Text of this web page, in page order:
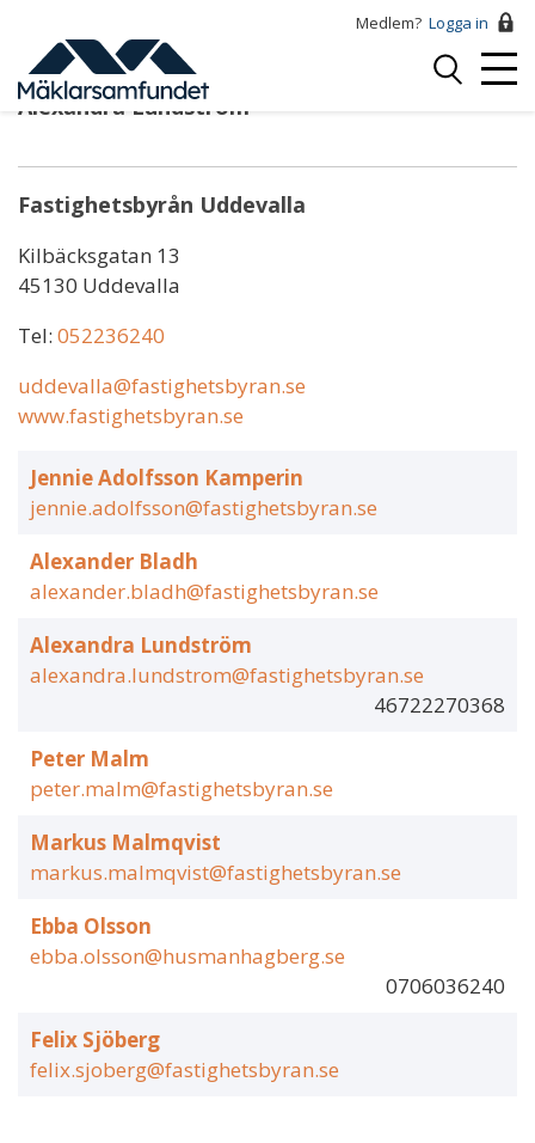
huvudinnehåll
Medlem? Logga in
Logga
Alexandra Lundström
Fastighetsbyrån Uddevalla
Kilbäcksgatan 13
45130 Uddevalla
Tel: 052236240
uddevalla@fastighetsbyran.se
www.fastighetsbyran.se
Jennie Adolfsson Kamperin
jennie.adolfsson@fastighetsbyran.se
Alexander Bladh
alexander.bladh@fastighetsbyran.se
Alexandra Lundström
alexandra.lundstrom@fastighetsbyran.se
46722270368
Peter Malm
peter.malm@fastighetsbyran.se
Markus Malmqvist
markus.malmqvist@fastighetsbyran.se
Ebba Olsson
ebba.olsson@husmanhagberg.se
0706036240
Felix Sjöberg
felix.sjoberg@fastighetsbyran.se